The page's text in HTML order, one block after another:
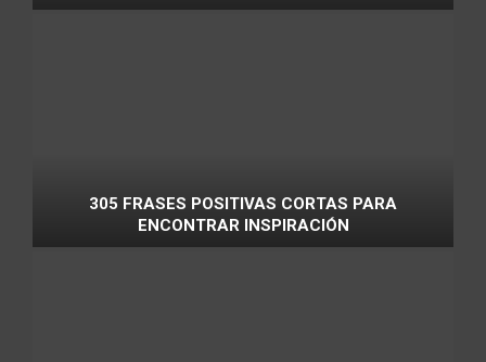
305 FRASES POSITIVAS CORTAS PARA
ENCONTRAR INSPIRACIÓN